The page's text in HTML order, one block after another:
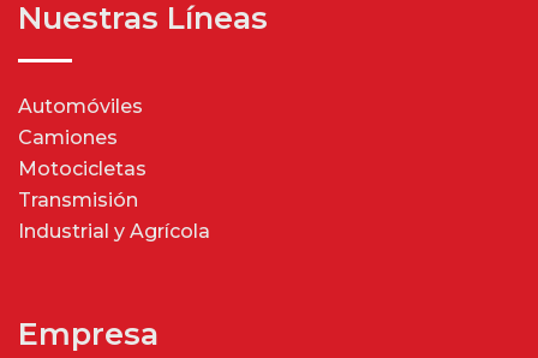
Nuestras Líneas
Automóviles
Camiones
Motocicletas
Transmisión
Industrial y Agrícola
Empresa